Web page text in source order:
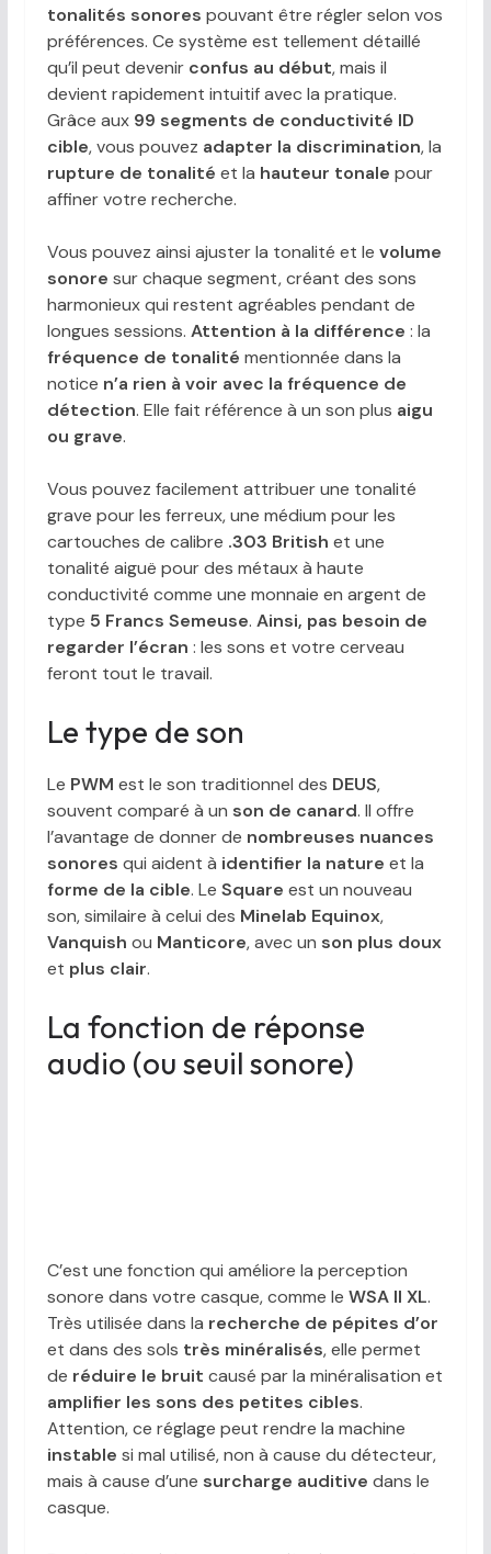
tonalités sonores pouvant être régler selon vos
préférences. Ce système est tellement détaillé
qu’il peut devenir confus au début, mais il
devient rapidement intuitif avec la pratique.
Grâce aux 99 segments de conductivité ID
cible, vous pouvez adapter la discrimination, la
rupture de tonalité et la hauteur tonale pour
affiner votre recherche.
Vous pouvez ainsi ajuster la tonalité et le volume
sonore sur chaque segment, créant des sons
harmonieux qui restent agréables pendant de
longues sessions. Attention à la différence : la
fréquence de tonalité mentionnée dans la
notice n’a rien à voir avec la fréquence de
détection. Elle fait référence à un son plus aigu
ou grave.
Vous pouvez facilement attribuer une tonalité
grave pour les ferreux, une médium pour les
cartouches de calibre .303 British et une
tonalité aiguë pour des métaux à haute
conductivité comme une monnaie en argent de
type 5 Francs Semeuse. Ainsi, pas besoin de
regarder l’écran : les sons et votre cerveau
feront tout le travail.
Le type de son
Le PWM est le son traditionnel des DEUS,
souvent comparé à un son de canard. Il offre
l’avantage de donner de nombreuses nuances
sonores qui aident à identifier la nature et la
forme de la cible. Le Square est un nouveau
son, similaire à celui des Minelab Equinox,
Vanquish ou Manticore, avec un son plus doux
et plus clair.
La fonction de réponse
audio (ou seuil sonore)
C’est une fonction qui améliore la perception
sonore dans votre casque, comme le WSA II XL.
Très utilisée dans la recherche de pépites d’or
et dans des sols très minéralisés, elle permet
de réduire le bruit causé par la minéralisation et
amplifier les sons des petites cibles.
Attention, ce réglage peut rendre la machine
instable si mal utilisé, non à cause du détecteur,
mais à cause d’une surcharge auditive dans le
casque.